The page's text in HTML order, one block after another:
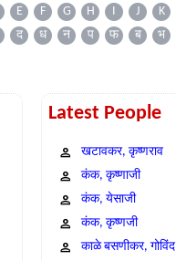
E F G H I J K
द ध न प फ ब भ
Latest People
खटावकर, कृष्णराव
कंक, कृष्णाजी
कंक, येसाजी
कंक, कृष्णजी
काळे बसणीकर, गोविंद